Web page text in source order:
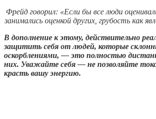
Фрейд говорил: «Если бы все люди
занимались оценкой других, грубость как
В дополнение к этому, действительно
защитить себя от людей, которые
оскорблениями, — это полностью
них. Уважайте себя — не позволяйте
красть вашу энергию.